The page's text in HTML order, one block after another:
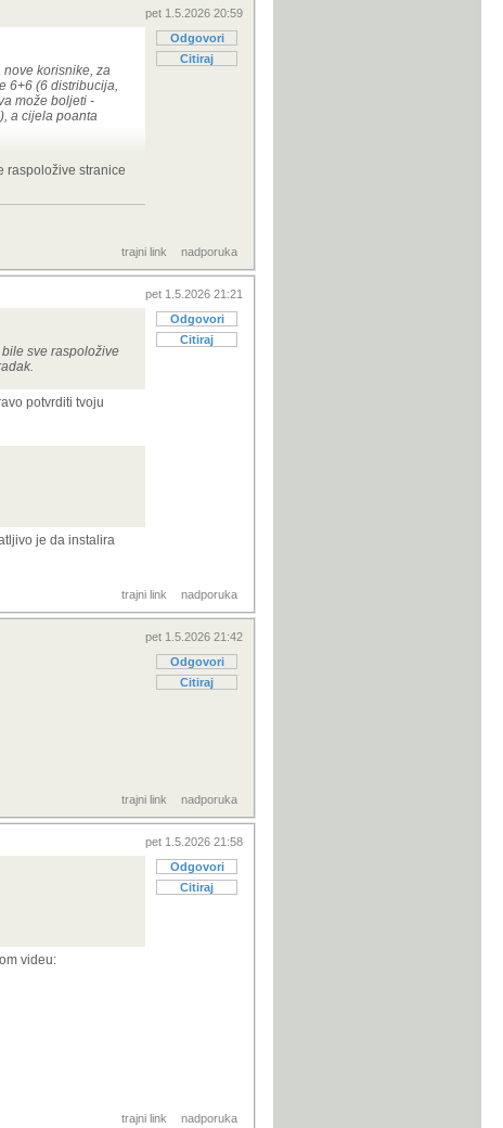
pet 1.5.2026 20:59
Odgovori
Citiraj
nove korisnike, za
6+6 (6 distribucija,
može boljeti -
a cijela poanta
raspoložive stranice
trajni link nadporuka
pet 1.5.2026 21:21
Odgovori
Citiraj
sve raspoložive
potvrditi tvoju
je da instalira
trajni link nadporuka
pet 1.5.2026 21:42
Odgovori
Citiraj
trajni link nadporuka
pet 1.5.2026 21:58
Odgovori
Citiraj
videu:
trajni link nadporuka